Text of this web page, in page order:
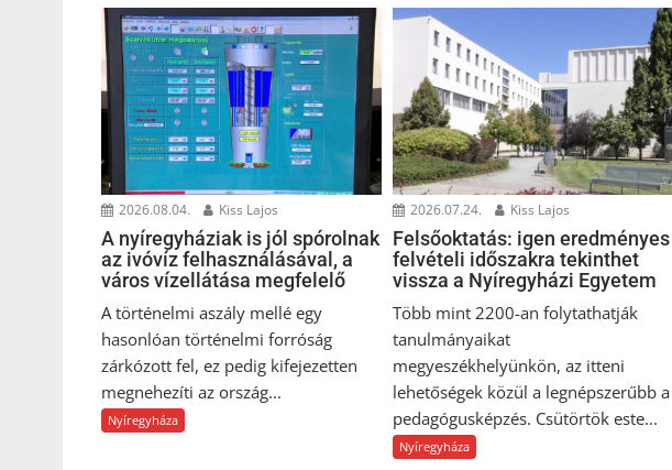
2026.08.04. Kiss Lajos
A nyíregyháziak is jól spórolnak
az ivóvíz felhasználásával, a
város vízellátása megfelelő
A történelmi aszály mellé egy
hasonlóan történelmi forróság
zárkózott fel, ez pedig kifejezetten
megnehezíti az ország...
Nyíregyháza
2026.07.24. Kiss Lajos
Felsőoktatás: igen eredményes
felvételi időszakra tekinthet
vissza a Nyíregyházi Egyetem
Több mint 2200-an folytathatják
tanulmányaikat
megyeszékhelyünkön, az itteni
lehetőségek közül a legnépszerűbb a
pedagógusképzés. Csütörtök este...
Nyíregyháza